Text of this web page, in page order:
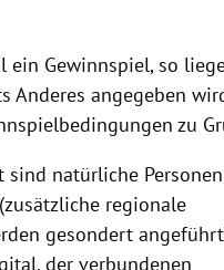
ein Gewinnspiel, so
Anderes angegeben
zu
sind natürliche
regionale
gesondert
der verbundenen